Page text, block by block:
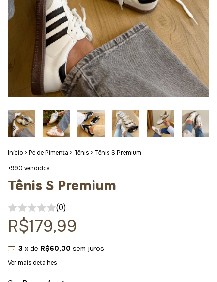
Início > Pé de Pimenta > Tênis > Tênis S Premium
+990 vendidos
Tênis S Premium
(0)
R$179,99
3 x de R$60,00 sem juros
Ver mais detalhes